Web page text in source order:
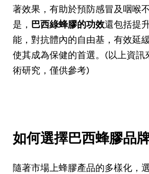
著效果，有助於預防感冒及咽喉
是， 巴西綠蜂膠的功效還包括提
能，對抗體內的自由基，有效延
使其成為保健的首選。(以上資訊
術研究，僅供參考)
如何選擇巴西蜂膠品
隨著市場上蜂膠產品的多樣化，